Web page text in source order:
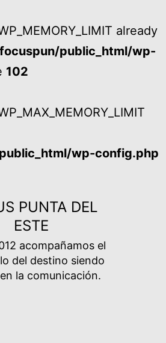
already
public_html/wp-
102
wp-config.php
PUNTA DEL
ESTE
acompañamos el
del destino siendo
la comunicación.